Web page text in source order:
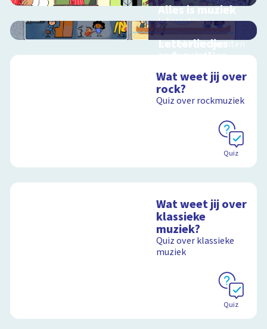
Alles is muziek
Interactieve
schoolplaat over
muziekinstrumenten
en muziekstijlen
Schoolplaat
Letterliedjes
oefenspel
woorden en klanken
uit Letterliedjes
Schoolplaat
Wat weet jij over
rock?
Quiz over rockmuziek
Quiz
Wat weet jij over
klassieke
muziek?
Quiz over klassieke
muziek
Quiz